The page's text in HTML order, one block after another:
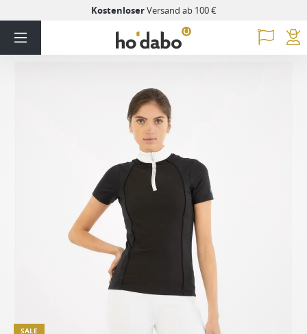
KostenloserVersand ab 100 €
SALE